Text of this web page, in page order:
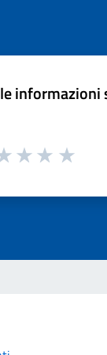
informazioni